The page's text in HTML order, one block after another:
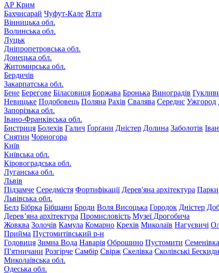
АР Крим
Бахчисарай Чуфут-Кале Ялта
Вінницька обл.
Волинська обл.
Луцьк
Дніпропетровська обл.
Донецька обл.
Житомирська обл.
Бердичів
Закарпатська обл.
Бене Берегове Біласовиця Боржава Бронька Виноградів
Невицьке Подобовець Поляна Рахів Свалява Середнє Ужгород
Запорізька обл.
Івано-Франківська обл.
Бистриця Болехів Галич Ґорґани Дністер Долина Заболотів
Снятин Чорногора
Київ
Київська обл.
Кіровоградська обл.
Луганська обл.
Львів
Підзамче Середмістя Фортифікації Дерев'яна архітектура Парки
Львівська обл.
Белз Бібрка Бібщани Броди Воля Висоцька Городок Дністер
Дерев’яна архітектура Промисловість Музеї Дрогобича
Жовква Золочів Камула Комарно Крехів Миколаїв Нагуєвичі
Прийма Пустомитівський р-н
Годовиця Зимна Вода Наварія Оброшино Пустомити Семенівка
П'ятничани Розгірче Самбір Свірж Скелівка Сколівські Бескиди
Миколаївська обл.
Одеська обл.